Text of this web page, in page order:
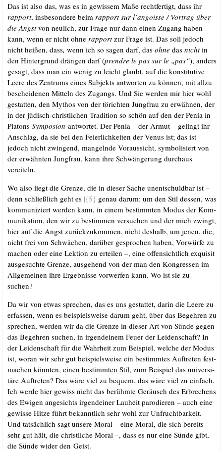
Das ist also das, was es in gewis­sem Maße recht­fer­tigt, dass ihr
rap­port, ins­be­son­de­re beim rap­port sur l’angoisse /​ Vor­trag über
die Angstvon neu­lich, zur Fra­ge nur dann einen Zugang haben
kann, wenn er nicht ohne rap­portzur Fra­ge ist. Das soll jedoch
nicht hei­ßen, dass, wenn ich so sagen darf, das ohne das nichtin
den Hin­ter­grund drän­gen darf (prend­re le pas sur le „pas“), anders
gesagt, dass man ein wenig zu leicht glaubt, auf die kon­sti­tu­ti­ve
Lee­re des Zen­trums eines Sub­jekts ant­wor­ten zu kön­nen, mit all­zu
beschei­de­nen Mit­teln des Zugangs. Und Sie wer­den mir hier wohl
gestat­ten, den Mythos von der törich­ten Jung­frau zu erwäh­nen, der
in der jüdisch-christ­li­chen Tra­di­ti­on so schön auf den der Penia in
Pla­tons Sym­po­si­on ant­wor­tet. Der Penia – der Armut – gelingt ihr
Anschlag, da sie bei den Fei­er­lich­kei­ten der Venus ist; das ist
jedoch nicht zwin­gend, man­geln­de Vor­aus­sicht, sym­bo­li­siert von
der erwähn­ten Jung­frau, kann ihre Schwän­ge­rung durch­aus
vereiteln.
Wo also liegt die Gren­ze, die in die­ser Sache unent­schuld­bar ist –
denn schließ­lich geht es |{5} genau dar­um: um den Stil des­sen, was
kom­mu­ni­ziert wer­den kann, in einem bestimm­ten Modus der Kom­
mu­ni­ka­ti­on, den wir zu bestim­men ver­su­chen und der mich zwingt,
hier auf die Angst zurück­zu­kom­men, nicht des­halb, um jenen, die,
nicht frei von Schwä­chen, dar­über gespro­chen haben, Vor­wür­fe zu
machen oder eine Lek­ti­on zu ertei­len –, eine offen­sicht­lich exqui­sit
aus­ge­such­te Gren­ze, aus­ge­hend von der man den Kon­gres­sen im
All­ge­mei­nen ihre Ergeb­nis­se vor­wer­fen kann. Wo ist sie zu
suchen?
Da wir von etwas spre­chen, das es uns gestat­tet, dar­in die Lee­re zu
erfas­sen, wenn es bei­spiels­wei­se dar­um geht, über das Begeh­ren zu
spre­chen, wer­den wir da die Gren­ze in die­ser Art von Sün­de gegen
das Begeh­ren suchen, in irgend­ei­nem Feu­er der Lei­den­schaft? In
der Lei­den­schaft für die Wahr­heit zum Bei­spiel, wel­che der Modus
ist, wor­an wir sehr gut bei­spiels­wei­se ein bestimm­tes Auf­tre­ten fest­
ma­chen könn­ten, einen bestimm­ten Stil, zum Bei­spiel das uni­ver­si­
tä­re Auf­tre­ten? Das wäre viel zu bequem, das wäre viel zu ein­fach.
Ich wer­de hier gewiss nicht das berühm­te Geräusch des Erbre­chens
des Ewi­gen ange­sichts irgend­ei­ner Lau­heit par­odie­ren – auch eine
gewis­se Hit­ze führt bekannt­lich sehr wohl zur Unfrucht­bar­keit.
Und tat­säch­lich sagt unse­re Moral – eine Moral, die sich bereits
sehr gut hält, die christ­li­che Moral –, dass es nur eine Sün­de gibt,
die Sün­de wider den Geist.